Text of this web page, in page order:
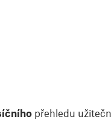
přehledu